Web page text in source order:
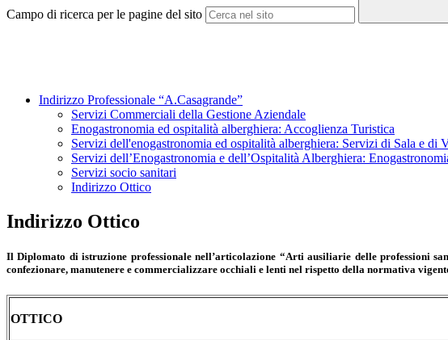
Campo di ricerca per le pagine del sito
Indirizzo Professionale “A.Casagrande”
Servizi Commerciali della Gestione Aziendale
Enogastronomia ed ospitalità alberghiera: Accoglienza Turistica
Servizi dell'enogastronomia ed ospitalità alberghiera: Servizi di Sala e di
Servizi dell’Enogastronomia e dell’Ospitalità Alberghiera:
Servizi socio sanitari
Indirizzo Ottico
Indirizzo Ottico
Il Diplomato di istruzione professionale nell’articolazione “Arti ausiliarie delle professioni
confezionare, manutenere e commercializzare occhiali e lenti nel rispetto della normativa
OTTICO